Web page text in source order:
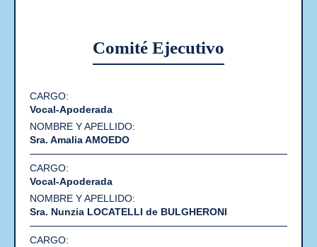
Comité Ejecutivo
Cargo
Nombre
y
Apellido
Vocal-Apoderada
Sra. Amalia AMOEDO
Vocal-Apoderada
Sra. Nunzia LOCATELLI de BULGHERONI